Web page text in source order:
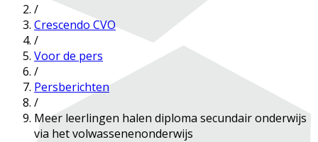
/
Crescendo CVO
/
Voor de pers
/
Persberichten
/
Meer leerlingen halen diploma secundair onderwijs
via het volwassenenonderwijs